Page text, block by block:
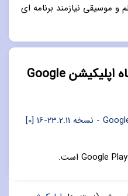
و موسیقی نیازمند برنامه ای
لینک دانلود برنامه فروشگاه اپلیکیشن Google
دانلود مستقیم برنامه Google Play Store - نسخه 23.2.11-16 [0]